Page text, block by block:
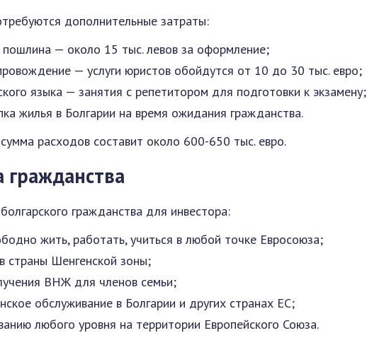
дополнительные затраты:
пошлина — около 15 тыс. левов за оформление;
— услуги юристов обойдутся от 10 до 30 тыс. евро;
языка — занятия с репетитором для подготовки к экзамену;
жилья в Болгарии на время ожидания гражданства.
расходов составит около 600-650 тыс. евро.
гражданства для инвестора:
жить, работать, учиться в любой точке Евросоюза;
страны Шенгенской зоны;
ВНЖ для членов семьи;
обслуживание в Болгарии и других странах ЕС;
любого уровня на территории Европейского Союза.